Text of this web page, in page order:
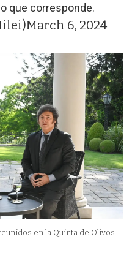
que corresponde.
March 6, 2024
en la Quinta de Olivos.